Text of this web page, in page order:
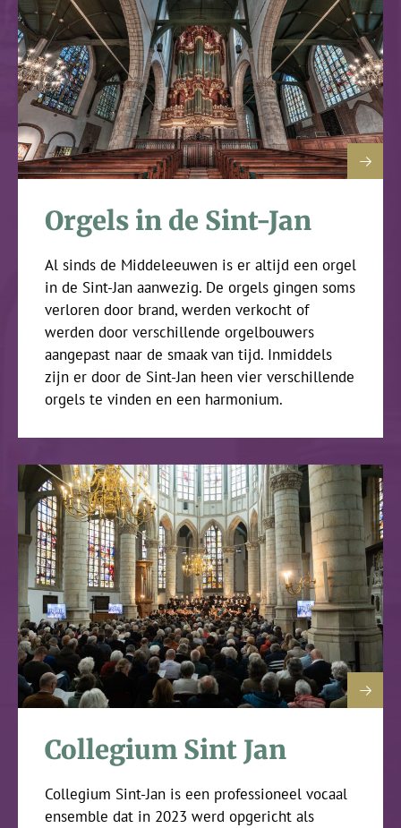
Orgels in de Sint-Jan
Al sinds de Middeleeuwen is er altijd een orgel
in de Sint-Jan aanwezig. De orgels gingen soms
verloren door brand, werden verkocht of
werden door verschillende orgelbouwers
aangepast naar de smaak van tijd. Inmiddels
zijn er door de Sint-Jan heen vier verschillende
orgels te vinden en een harmonium.
Collegium Sint Jan
Collegium Sint-Jan is een professioneel vocaal
ensemble dat in 2023 werd opgericht als